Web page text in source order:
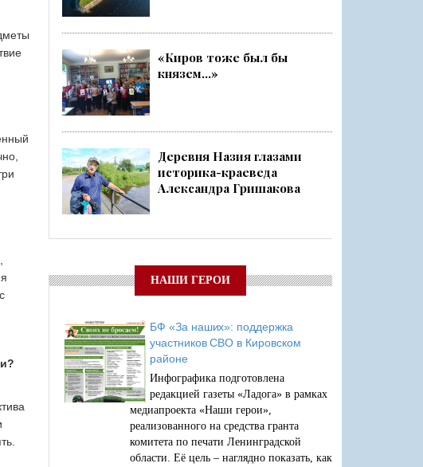
«Киров тоже был бы
князем...»
Деревня Назия глазами
историка-краеведа
Александра Гришакова
НАШИ ГЕРОИ
БФ «За наших»: поддержка
участников СВО в Кировском
районе
Инфографика подготовлена
редакцией газеты «Ладога» в рамках
медиапроекта «Наши герои»,
реализованного на средства гранта
комитета по печати Ленинградской
области. Её цель – наглядно показать, как